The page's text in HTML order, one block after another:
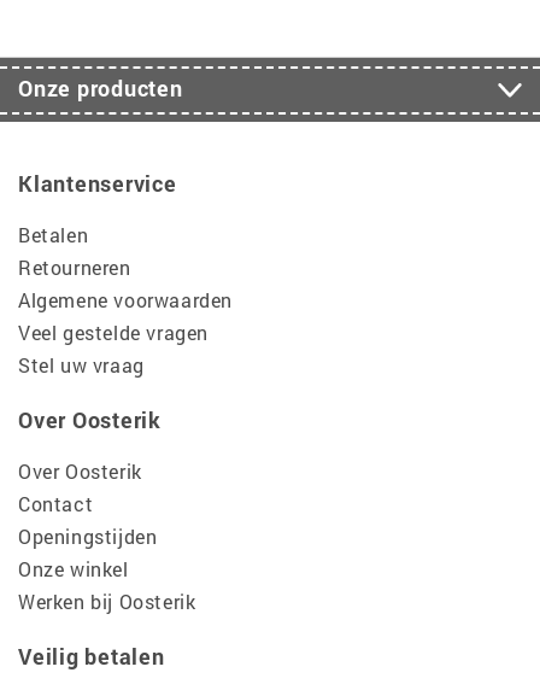
Onze producten
Klantenservice
Betalen
Retourneren
Algemene voorwaarden
Veel gestelde vragen
Stel uw vraag
Over Oosterik
Over Oosterik
Contact
Openingstijden
Onze winkel
Werken bij Oosterik
Veilig betalen